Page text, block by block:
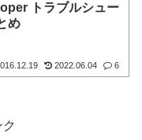
トラブルシュー
め
2022.06.04 6